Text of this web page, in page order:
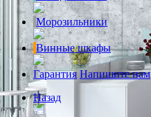
Морозильники
Винные шкафы
Гарантия Напишите нам
Назад